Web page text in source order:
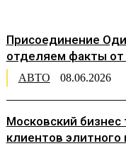
Присоединение
отделяем факты от
АВТО 08.06.2026
Московский бизнес
клиентов элитного